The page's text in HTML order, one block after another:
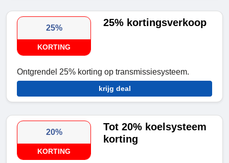
25%
KORTING
25% kortingsverkoop
Ontgrendel 25% korting op transmissiesysteem.
krijg deal
20%
KORTING
Tot 20% koelsysteem
korting